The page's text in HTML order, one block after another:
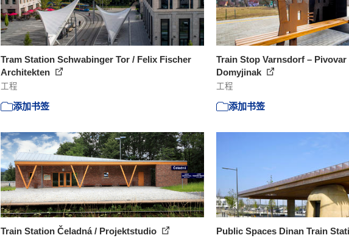
Tram Station Schwabinger Tor / Felix Fischer
Architekten
工程
添加书签
Train Stop Varnsdorf –
Domyjinak
工程
添加书签
Train Station Čeladná / Projektstudio
Public Spaces Dinan Train